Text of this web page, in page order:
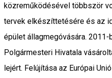
közreműködésével többször
tervek elkészíttetésére és az
épület állagmegóvására.
Polgármesteri Hivatala
lejért. Felújítása az Európai